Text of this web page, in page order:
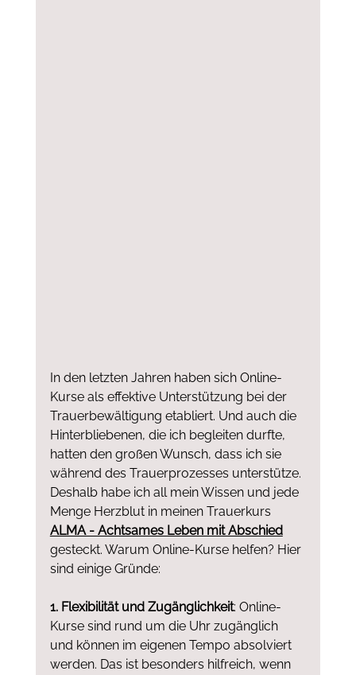
In den letzten Jahren haben sich Online-
Kurse als effektive Unterstützung bei der
Trauerbewältigung etabliert. Und auch die
Hinterbliebenen, die ich begleiten durfte,
hatten den großen Wunsch, dass ich sie
während des Trauerprozesses unterstütze.
Deshalb habe ich all mein Wissen und jede
Menge Herzblut in meinen Trauerkurs
ALMA - Achtsames Leben mit Abschied
gesteckt. Warum Online-Kurse helfen? Hier
sind einige Gründe:
1. Flexibilität und Zugänglichkeit: Online-
Kurse sind rund um die Uhr zugänglich
und können im eigenen Tempo absolviert
werden. Das ist besonders hilfreich, wenn